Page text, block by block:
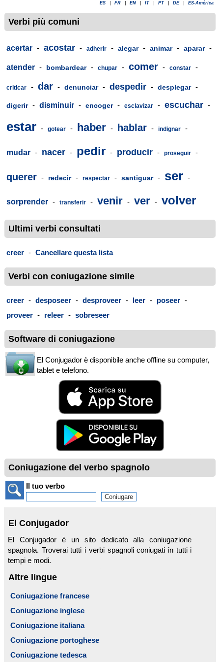
ES FR EN IT PT DE ES-América
Verbi più comuni
acertar - acostar - adherir - alegar - animar - aparar -
atender - bombardear - chupar - comer - constar -
criticar - dar - denunciar - despedir - desplegar -
digerir - disminuir - encoger - esclavizar - escuchar -
estar - gotear - haber - hablar - indignar -
mudar - nacer - pedir - producir - proseguir -
querer - redecir - respectar - santiguar - ser -
sorprender - transferir - venir - ver - volver
Ultimi verbi consultati
creer - Cancellare questa lista
Verbi con coniugazione simile
creer - desposeer - desproveer - leer - poseer -
proveer - releer - sobreseer
Software di coniugazione
El Conjugador è disponibile anche offline su computer,
tablet e telefono.
Coniugazione del verbo spagnolo
Il tuo verbo
El Conjugador
El Conjugador è un sito dedicato alla coniugazione
spagnola. Troverai tutti i verbi spagnoli coniugati in tutti i
tempi e modi.
Altre lingue
Coniugazione francese
Coniugazione inglese
Coniugazione italiana
Coniugazione portoghese
Coniugazione tedesca